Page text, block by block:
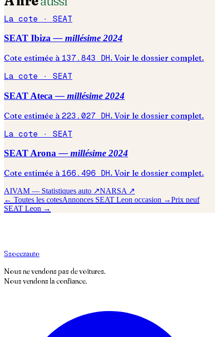
La cote · SEAT
SEAT Ibiza — millésime2024
Cote estimée à 137.843 DH. Voir le dossier complet.
La cote · SEAT
SEAT Ateca — millésime 2024
Cote estimée à 223.027 DH. Voir le dossier complet.
La cote · SEAT
SEATArona — millésime2024
Cote estimée à 166.496 DH. Voir le dossier complet.
AIVAM — Statistiques auto ↗NARSA ↗
← Toutes les cotesAnnonces SEAT Leon occasion →Prix neuf
SEAT Leon →
Ssoeezauto
Nous ne vendons pas de voitures.
Nous vendons la confiance.